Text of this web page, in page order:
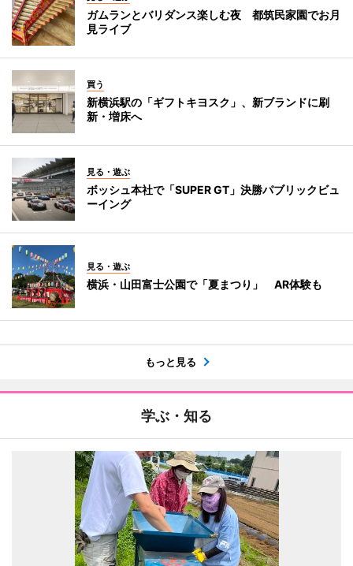
ガムランとバリダンス楽しむ夜 都筑民家園でお月
見ライブ
買う
新横浜駅の「ギフトキヨスク」、新ブランドに刷
新・増床へ
見る・遊ぶ
ボッシュ本社で「SUPER GT」決勝パブリックビュ
ーイング
見る・遊ぶ
横浜・山田富士公園で「夏まつり」 AR体験も
もっと見る
学ぶ・知る